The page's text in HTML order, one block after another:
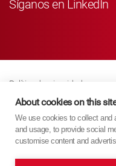
Síganos en LinkedIn
Política de privacidad
Business Partner Privacy
Política De Cookies
Modern Slavery Act Policy
About cookies on this site
We use cookies to collect and
and usage, to provide social
customise content and